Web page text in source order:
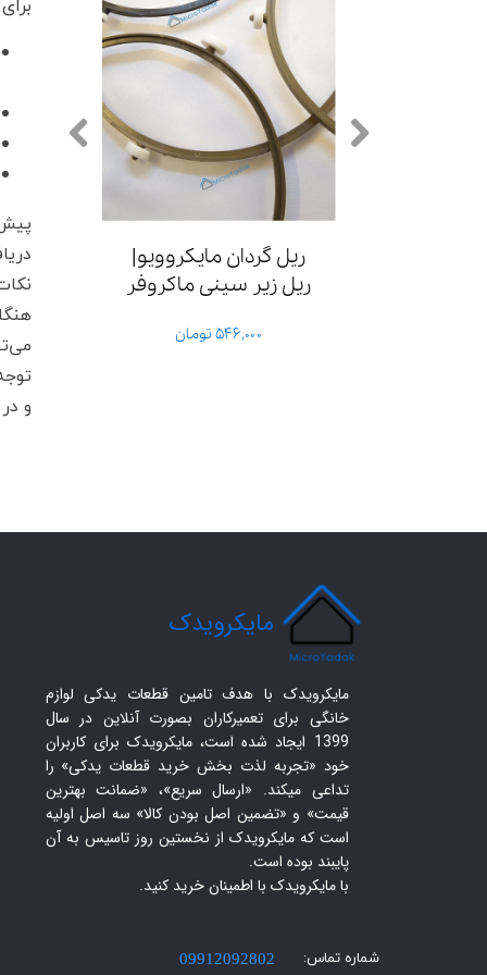
و
ریل گردان مایکروویو|
ریل زیر سینی ماکروفر
۵۴۶,۰۰۰ تومان
مایکرویدک با هدف تامین قطعات یدکی لوازم
خانگی برای تعمیرکاران بصورت آنلاین در سال
1399 ایجاد شده است، مایکرویدک برای کاربران
خود «تجربه لذت بخش خرید قطعات یدکی» را
تداعی میکند. «ارسال سریع»، «ضمانت بهترین
قیمت» و «تضمین اصل بودن کالا» سه اصل اولیه
است که مایکرویدک از نخستین روز تاسیس به آن
پایبند بوده است.
با مایکرویدک با اطمینان خرید کنید.​​​​​​​
شماره تماس:
​مایکرویدک
09912092802